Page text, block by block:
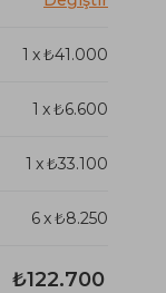
1 x₺41.000
1 x₺6.600
1 x₺33.100
6x₺8.250
₺122.700